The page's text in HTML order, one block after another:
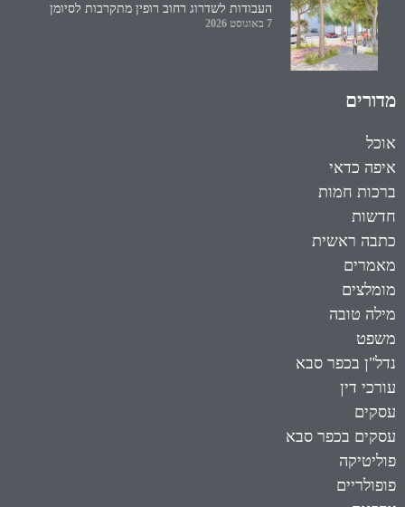
העבודות לשדרוג רחוב רופין מתקרבות לסיומן
7 באוגוסט 2026
מדורים
אוכל
איפה כדאי
ברכות חמות
חדשות
כתבה ראשית
מאמרים
מומלצים
מילה טובה
משפט
נדל"ן בכפר סבא
עורכי דין
עסקים
עסקים בכפר סבא
פוליטיקה
פופולריים